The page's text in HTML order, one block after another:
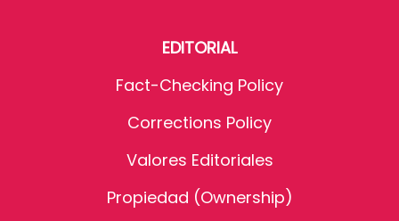
EDITORIAL
Fact-Checking Policy
Corrections Policy
Valores Editoriales
Propiedad (Ownership)